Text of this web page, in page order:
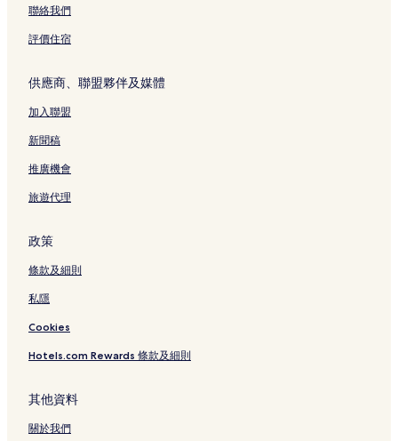
聯絡我們
評價住宿
供應商、聯盟夥伴及媒體
加入聯盟
新聞稿
推廣機會
旅遊代理
政策
條款及細則
私隱
Cookies
Hotels.com Rewards 條款及細則
其他資料
關於我們